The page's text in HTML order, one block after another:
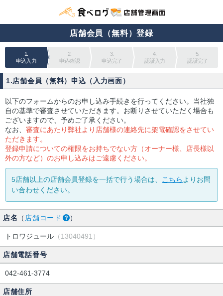
店舗会員（無料）登録
1.
申込入力
2.
申込確認
3.
申込完了
4.
認証入力
5.
認証完了
1.店舗会員（無料）申込（入力画面）
以下のフォームからのお申し込み手続きを行ってください。当社独
自の基準で審査させていただきます。お断りさせていただく場合も
ございますので、予めご了承ください。
なお、 審査にあたり弊社より店舗様の連絡先に架電確認をさせてい
ただきます。
登録申請についての権限をお持ちでない方（オーナー様、店長様以
外の方など）のお申し込みはご遠慮ください。
5店舗以上の店舗会員登録を一括で行う場合は、 こちら よりお問
い合わせください。
店名 （ 店舗コード ）
トロワジュール （13040491）
店舗電話番号
042-461-3774
店舗住所